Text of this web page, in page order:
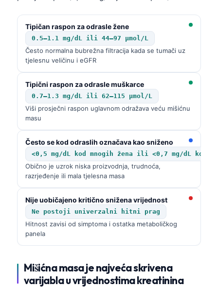
Tipičan raspon za odrasle žene
0.5–1.1 mg/dL ili 44–97 µmol/L
Često normalna bubrežna filtracija kada se tumači uz
tjelesnu veličinu i eGFR
Tipični raspon za odrasle muškarce
0.7–1.3 mg/dL ili 62–115 µmol/L
Viši prosječni raspon uglavnom odražava veću mišićnu
masu
Često se kod odraslih označava kao sniženo
<0,5 mg/dL kod mnogih žena ili <0,7 mg/dL kod
Obično je uzrok niska proizvodnja, trudnoća,
razrjeđenje ili mala tjelesna masa
Nije uobičajeno kritično snižena vrijednost
Ne postoji univerzalni hitni prag
Hitnost zavisi od simptoma i ostatka metaboličkog
panela
Mišićna masa je najveća skrivena
varijabla u vrijednostima kreatinina